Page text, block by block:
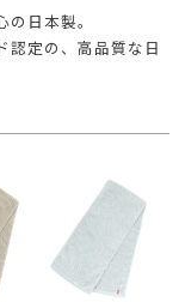
日本製。
認定の、高品質な日